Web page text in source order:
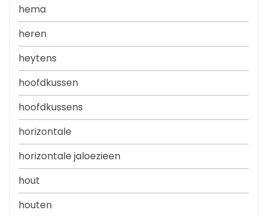
hema
heren
heytens
hoofdkussen
hoofdkussens
horizontale
horizontale jaloezieen
hout
houten